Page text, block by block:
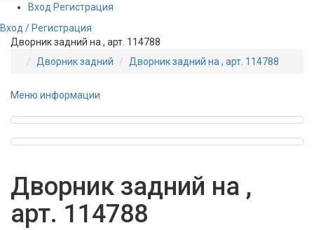
Вход Регистрация
Вход / Регистрация
Дворник задний на , арт. 114788
Дворник задний
Дворник задний на , арт. 114788
Меню информации
Дворник задний на ,
арт. 114788